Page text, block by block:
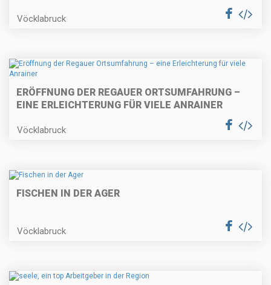
Vöcklabruck
ERÖFFNUNG DER REGAUER ORTSUMFAHRUNG –
EINE ERLEICHTERUNG FÜR VIELE ANRAINER
Vöcklabruck
FISCHEN IN DER AGER
Vöcklabruck